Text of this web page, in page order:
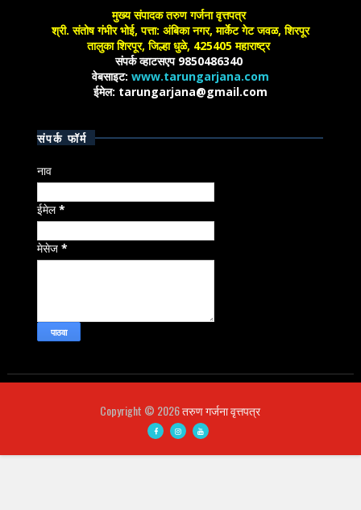
मुख्य संपादक तरुण गर्जना वृत्तपत्र
श्री. संतोष गंभीर भोई, पत्ता: अंबिका नगर, मार्केट गेट जवळ, शिरपूर
तालुका शिरपूर, जिल्हा धुळे, 425405 महाराष्ट्र
संपर्क व्हाटसएप 9850486340
वेबसाइट: www.tarungarjana.com
ईमेल: tarungarjana@gmail.com
संपर्क फॉर्म
नाव
ईमेल*
मेसेज*
Copyright © 2026तरुण गर्जना वृत्तपत्र